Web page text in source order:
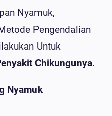
Nyamuk,
Pengendalian
Untuk
Chikungunya.
Nyamuk